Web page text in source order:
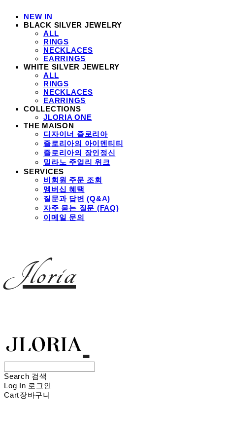
NEW IN
BLACK SILVER JEWELRY
ALL
RINGS
NECKLACES
EARRINGS
WHITE SILVER JEWELRY
ALL
RINGS
NECKLACES
EARRINGS
COLLECTIONS
JLORIA ONE
THE MAISON
디자이너 즐로리아
즐로리아의 아이덴티티
즐로리아의 장인정신
밀라노 주얼리 위크
SERVICES
비회원 주문 조회
멤버십 혜택
질문과 답변 (Q&A)
자주 묻는 질문 (FAQ)
이메일 문의
Jloria
Search 검색
Log In 로그인
Cart장바구니